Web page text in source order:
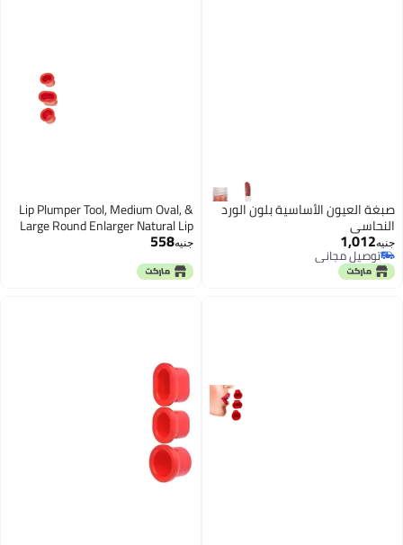
صبغة العيون الأساسية بلون الورد
النحاسي
جنيه1,012
توصيل مجاني
توصيل مجاني
Lip Plumper Tool, Medium Oval, &
Large Round Enlarger Natural Lip
Enhancement Self Suction
Plumpers Fuller Lips Plumper
Combo Lipes Plumpers Non-
جنيه558